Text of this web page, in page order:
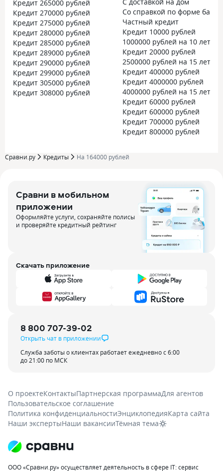
Кредит 265000 рублей
Кредит 270000 рублей
Кредит 275000 рублей
Кредит 280000 рублей
Кредит 285000 рублей
Кредит 289000 рублей
Кредит 290000 рублей
Кредит 299000 рублей
Кредит 305000 рублей
Кредит 308000 рублей
Со справкой по форме банка
Частный кредит
Кредит 10000 рублей
1000000 рублей на 10 лет
Кредит 20000 рублей
2500000 рублей на 15 лет
Кредит 400000 рублей
Кредит 4000000 рублей
4000000 рублей на 15 лет
Кредит 60000 рублей
Кредит 600000 рублей
Кредит 700000 рублей
Кредит 800000 рублей
Сравни.ру Кредиты На 164000 рублей
Сравни в мобильном
приложении
Оформляйте услуги, сохраняйте полисы
и проверяйте кредитный рейтинг
Скачать приложение
8 800 707-39-02
Открыть чат в приложении
Служба заботы о клиентах работает ежедневно с 6:00
до 21:00 по МСК
О проектеКонтактыПартнерская программаДля агентов
Пользовательское соглашение
Политика конфиденциальностиЭнциклопедияКарта сайта
Наши экспертыНаши вакансииТёмная тема
ООО «Сравни.ру» осуществляет деятельность в сфере IT: сервис